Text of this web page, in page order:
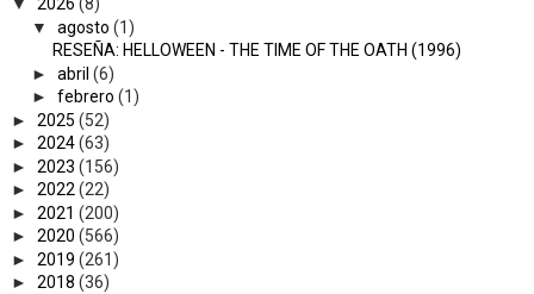
▼
agosto (1)
RESEÑA: HELLOWEEN - THE TIME OF THE OATH (1996)
► abril (6)
► febrero (1)
► 2025 (52)
► 2024(63)
► 2023 (156)
► 2022 (22)
► 2021 (200)
► 2020 (566)
► 2019 (261)
► 2018 (36)